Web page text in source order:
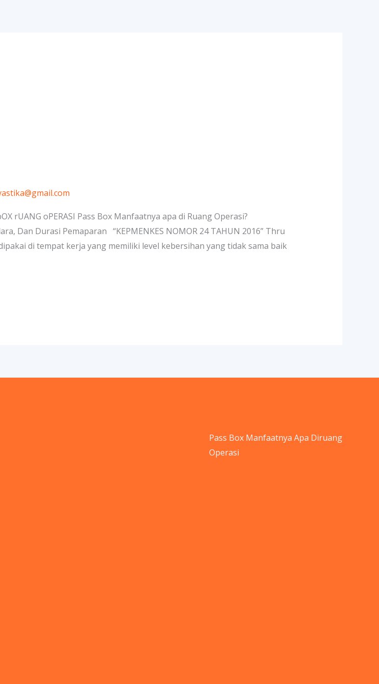
rUANG oPERASI Pass Box Manfaatnya apa di Ruang Operasi?
Dan Durasi Pemaparan “KEPMENKES NOMOR 24 TAHUN 2016” Thru
di tempat kerja yang memiliki level kebersihan yang tidak sama baik
Pass Box Manfaatnya Apa Diruang
Operasi